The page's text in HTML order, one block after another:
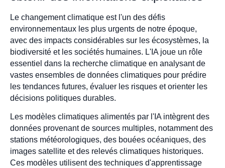
Le changement climatique est l'un des défis
environnementaux les plus urgents de notre époque,
avec des impacts considérables sur les écosystèmes, la
biodiversité et les sociétés humaines. L'IA joue un rôle
essentiel dans la recherche climatique en analysant de
vastes ensembles de données climatiques pour prédire
les tendances futures, évaluer les risques et orienter les
décisions politiques durables.
Les modèles climatiques alimentés par l'IA intègrent des
données provenant de sources multiples, notamment des
stations météorologiques, des bouées océaniques, des
images satellite et des relevés climatiques historiques.
Ces modèles utilisent des techniques d'apprentissage